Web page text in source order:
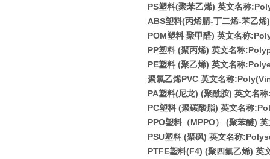
PS塑料(聚苯乙烯) 英文名称
ABS塑料(丙烯腈-丁二烯-苯乙烯)
POM塑料 聚甲醛) 英文名称
PP塑料 (聚丙烯) 英文名称
PE塑料 (聚乙烯) 英文名称
聚氯乙烯PVC 英文名称
PA塑料(尼龙) (聚酰胺) 英文名称
PC塑料 (聚碳酸脂) 英文名称
PPO塑料（MPPO） (聚苯醚) 英
PSU塑料 (聚砜) 英文名称
PTFE塑料(F4) (聚四氟乙烯) 英